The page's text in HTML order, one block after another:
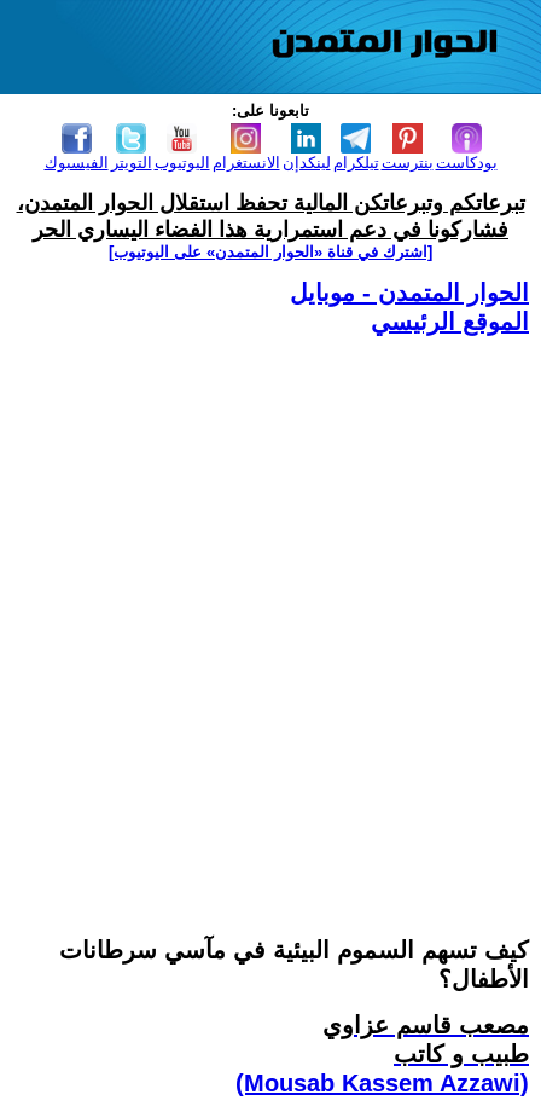
تابعونا على:
الفيسبوك التويتر اليوتيوب الانستغرام لينكدإن تيلكرامبنترست بودكاست
تبرعاتكم وتبرعاتكن المالية تحفظ استقلال الحوار المتمدن،
فشاركونا في دعم استمرارية هذا الفضاء اليساري الحر
[اشترك في قناة ‫«الحوار المتمدن» على اليوتيوب]
الحوار المتمدن - موبايل
الموقع الرئيسي
كيف تسهم السموم البيئية في مآسي سرطانات
الأطفال؟
مصعب قاسم عزاوي
طبيب و كاتب
(Mousab Kassem Azzawi)